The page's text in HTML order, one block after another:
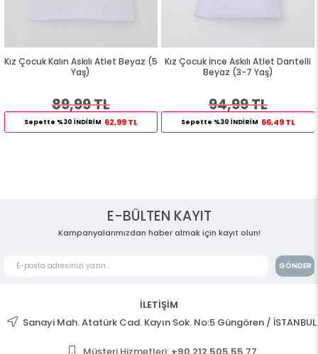
Kız Çocuk Kalın Askılı Atlet Beyaz (5
Yaş)
89,99 TL
Sepette %30 İNDİRİM 62,99 TL
Kız Çocuk İnce Askılı Atlet Dantelli
Beyaz (3-7 Yaş)
94,99 TL
Sepette %30 İNDİRİM 66,49 TL
E-BÜLTEN KAYIT
Kampanyalarımızdan haber almak için kayıt olun!
GÖNDER
İLETİŞİM
Sanayi Mah. Atatürk Cad. Kayın Sok. No:5 Güngören / İSTANBUL